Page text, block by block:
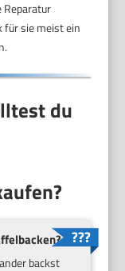
Reparatur
für sie meist ein
du
backst